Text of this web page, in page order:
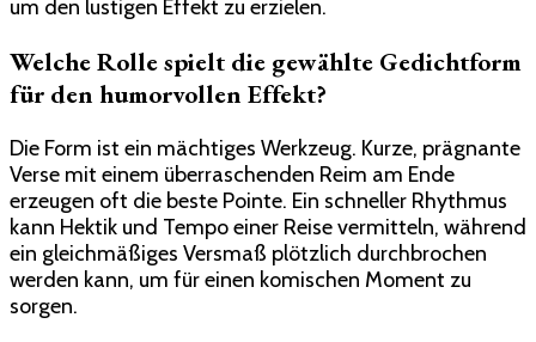
um den lustigen Effekt zu erzielen.
Welche Rolle spielt die gewählte Gedichtform
für den humorvollen Effekt?
Die Form ist ein mächtiges Werkzeug. Kurze, prägnante
Verse mit einem überraschenden Reim am Ende
erzeugen oft die beste Pointe. Ein schneller Rhythmus
kann Hektik und Tempo einer Reise vermitteln, während
ein gleichmäßiges Versmaß plötzlich durchbrochen
werden kann, um für einen komischen Moment zu
sorgen.